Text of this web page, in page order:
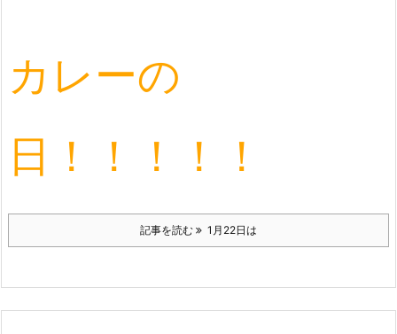
カレーの
日！！！！！
記事を読む 1月22日は